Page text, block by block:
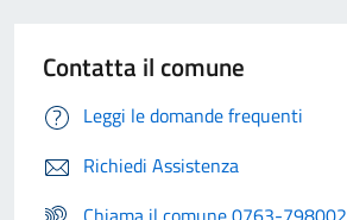
Contatta il comune
Leggi le domande frequenti
Richiedi Assistenza